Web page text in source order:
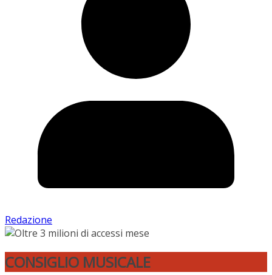
Redazione
CONSIGLIO MUSICALE